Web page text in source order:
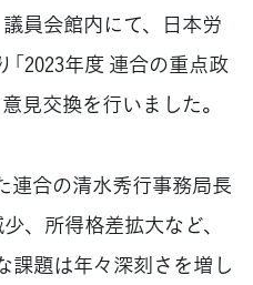
員会館内にて、日本労
「2023年度 連合の重点政
見交換を行いました。
合の清水秀行事務局長
、所得格差拡大など、
課題は年々深刻さを増し